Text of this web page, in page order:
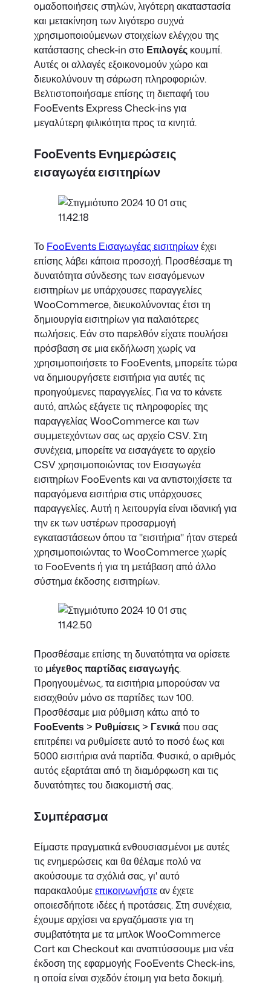
ομαδοποιήσεις στηλών, λιγότερη ακαταστασία
και μετακίνηση των λιγότερο συχνά
χρησιμοποιούμενων στοιχείων ελέγχου της
κατάστασης check-in στο Επιλογές κουμπί.
Αυτές οι αλλαγές εξοικονομούν χώρο και
διευκολύνουν τη σάρωση πληροφοριών.
Βελτιστοποιήσαμε επίσης τη διεπαφή του
FooEvents Express Check-ins για
μεγαλύτερη φιλικότητα προς τα κινητά.
FooEvents Ενημερώσεις
εισαγωγέα εισιτηρίων
Το FooEvents Εισαγωγέας εισιτηρίωνέχει
επίσης λάβει κάποια προσοχή. Προσθέσαμε τη
δυνατότητα σύνδεσης των εισαγόμενων
εισιτηρίων με υπάρχουσες παραγγελίες
WooCommerce, διευκολύνοντας έτσι τη
δημιουργία εισιτηρίων για παλαιότερες
πωλήσεις. Εάν στο παρελθόν είχατε πουλήσει
πρόσβαση σε μια εκδήλωση χωρίς να
χρησιμοποιήσετε το FooEvents, μπορείτε τώρα
να δημιουργήσετε εισιτήρια για αυτές τις
προηγούμενες παραγγελίες. Για να το κάνετε
αυτό, απλώς εξάγετε τις πληροφορίες της
παραγγελίας WooCommerce και των
συμμετεχόντων σας ως αρχείο CSV. Στη
συνέχεια, μπορείτε να εισαγάγετε το αρχείο
CSV χρησιμοποιώντας τον Εισαγωγέα
εισιτηρίων FooEvents και να αντιστοιχίσετε τα
παραγόμενα εισιτήρια στις υπάρχουσες
παραγγελίες. Αυτή η λειτουργία είναι ιδανική για
την εκ των υστέρων προσαρμογή
εγκαταστάσεων όπου τα "εισιτήρια" ήταν στερεά
χρησιμοποιώντας το WooCommerce χωρίς
το FooEvents ή για τη μετάβαση από άλλο
σύστημα έκδοσης εισιτηρίων.
Προσθέσαμε επίσης τη δυνατότητα να ορίσετε
το μέγεθος παρτίδας εισαγωγής.
Προηγουμένως, τα εισιτήρια μπορούσαν να
εισαχθούν μόνο σε παρτίδες των 100.
Προσθέσαμε μια ρύθμιση κάτω από το
FooEvents > Ρυθμίσεις > Γενικάπου σας
επιτρέπει να ρυθμίσετε αυτό το ποσό έως και
5000 εισιτήρια ανά παρτίδα. Φυσικά, ο αριθμός
αυτός εξαρτάται από τη διαμόρφωση και τις
δυνατότητες του διακομιστή σας.
Συμπέρασμα
Είμαστε πραγματικά ενθουσιασμένοι με αυτές
τις ενημερώσεις και θα θέλαμε πολύ να
ακούσουμε τα σχόλιά σας, γι' αυτό
παρακαλούμεεπικοινωνήστεαν έχετε
οποιεσδήποτε ιδέες ή προτάσεις. Στη συνέχεια,
έχουμε αρχίσει να εργαζόμαστε για τη
συμβατότητα με τα μπλοκ WooCommerce
Cart και Checkout και αναπτύσσουμε μια νέα
έκδοση της εφαρμογής FooEvents Check-ins,
η οποία είναι σχεδόν έτοιμη για beta δοκιμή.